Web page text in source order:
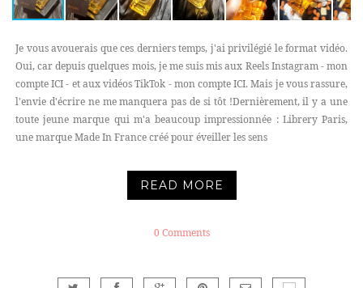
Je vous avouerais que ces derniers temps, j'ai privilégié le format vidéo.
Oui, car depuis quelques mois, je me suis mis aux Reels Instagram - mon
compte ICI - et aux vidéos TikTok - mon compte ICI. Mais je vous rassure,
l'envie d'écrire ne me manquera pas de si tôt !Dernièrement, il y a une
toute jeune marque qui m'a beaucoup impressionnée : Librery Paris,
une marque Made In France créé pour éveiller les sens
READ MORE
0 Comments